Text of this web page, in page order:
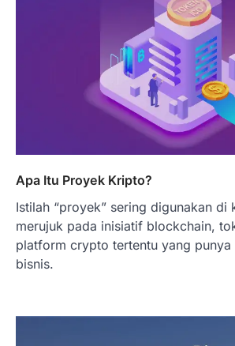
Apa Itu Proyek Kripto?
Istilah “proyek” sering digunakan di
merujuk pada inisiatif blockchain,
platform crypto tertentu yang punya
bisnis.